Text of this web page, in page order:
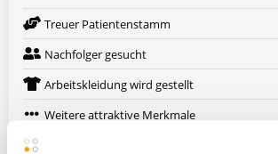
Treuer Patientenstamm
Nachfolger gesucht
Arbeitskleidung wird gestellt
Weitere attraktive Merkmale